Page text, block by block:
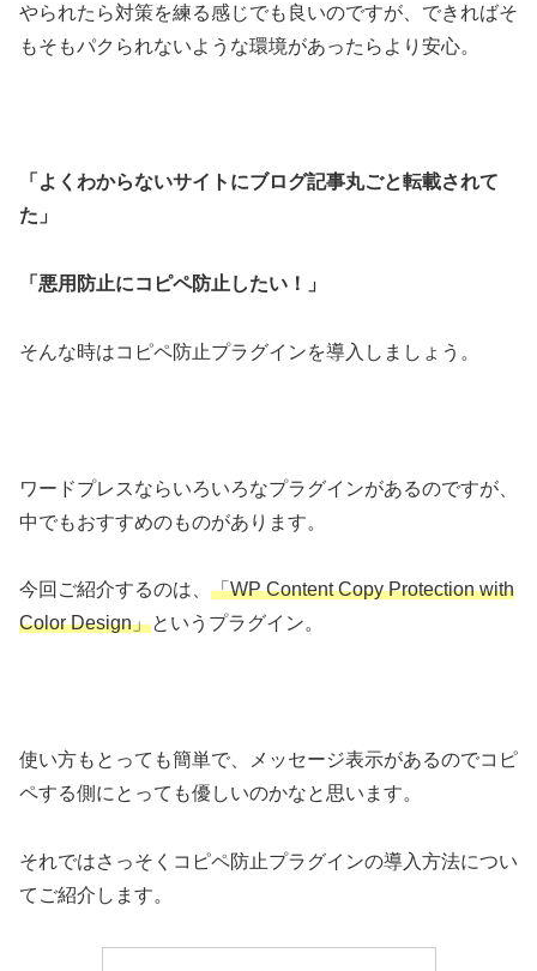
やられたら対策を練る感じでも良いのですが、できればそ
もそもパクられないような環境があったらより安心。
「よくわからないサイトにブログ記事丸ごと転載されて
た」
「悪用防止にコピペ防止したい！」
そんな時はコピペ防止プラグインを導入しましょう。
ワードプレスならいろいろなプラグインがあるのですが、
中でもおすすめのものがあります。
今回ご紹介するのは、 「WP Content Copy Protection with
Color Design」というプラグイン。
使い方もとっても簡単で、メッセージ表示があるのでコピ
ペする側にとっても優しいのかなと思います。
それではさっそくコピペ防止プラグインの導入方法につい
てご紹介します。